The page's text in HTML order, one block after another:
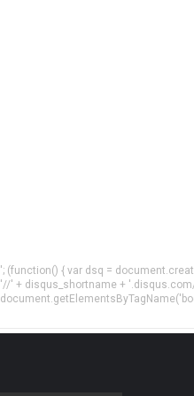
'; (function() { var dsq =
'//' + disqus_shortname +